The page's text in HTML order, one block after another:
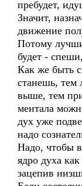
пребудет,
Значит,
движение
Потому
будет -
Как же быть
станешь,
выше, тем
ментала
дух уже
надо
Надо, чтобы
ядро духа
зацепив